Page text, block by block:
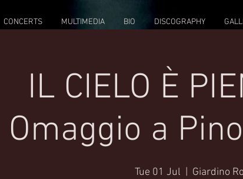
CONCERTS MULTIMEDIA BIO DISCOGRAPHY
IL CIELO È
Omaggio a
Tue 01 Jul Giardino